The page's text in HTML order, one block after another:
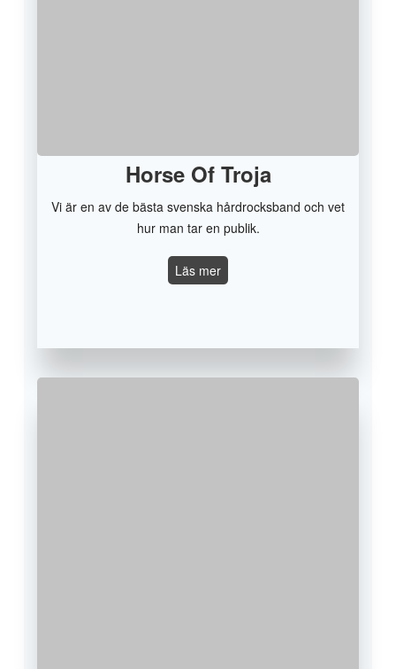
Horse Of Troja
Vi är en av de bästa svenska hårdrocksband och vet
hur man tar en publik.
Läs merHorse
Of